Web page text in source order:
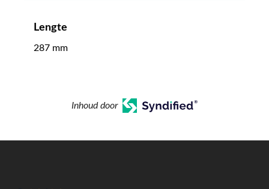
Lengte
287 mm
Inhoud door